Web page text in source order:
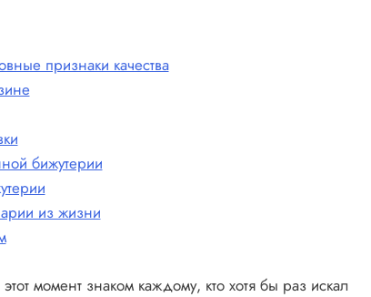
признаки качества
бижутерии
из жизни
момент знаком каждому, кто хотя бы раз искал